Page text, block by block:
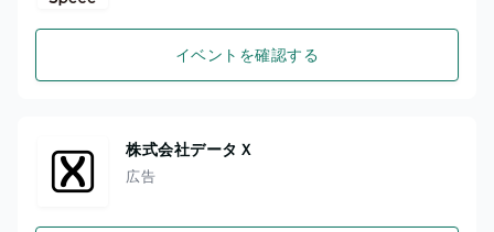
イベントを確認する
株式会社データＸ
広告